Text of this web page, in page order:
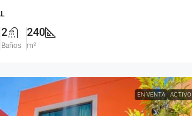
2
Baños
240
m²
EN VENTA ACTIVO